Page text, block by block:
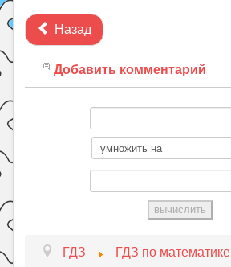
Назад
Добавить комментарий
ГДЗ
ГДЗ по математике